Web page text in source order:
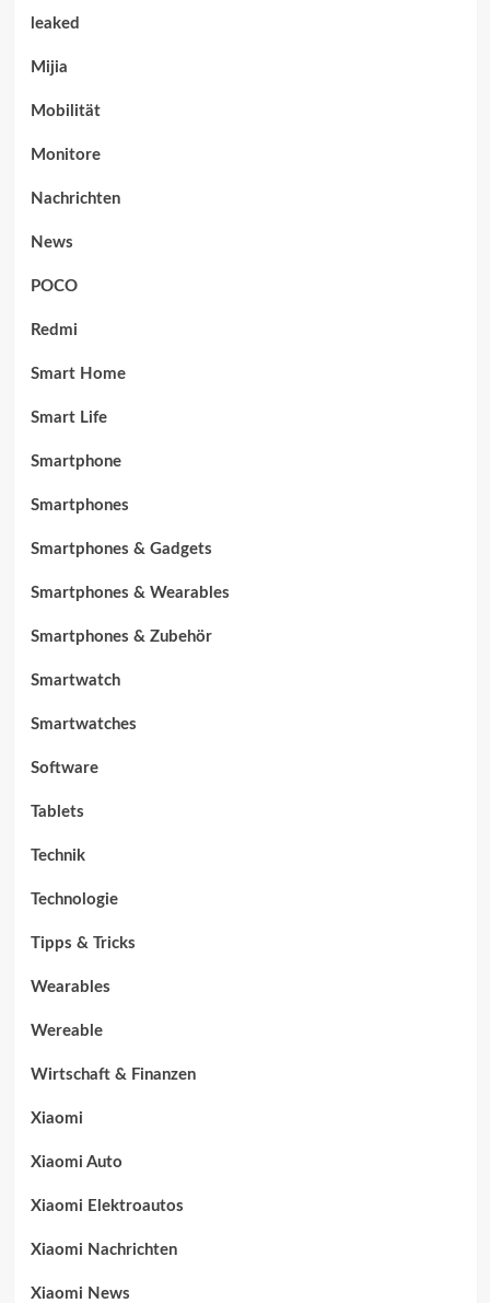
leaked
Mijia
Mobilität
Monitore
Nachrichten
News
POCO
Redmi
Smart Home
Smart Life
Smartphone
Smartphones
Smartphones & Gadgets
Smartphones & Wearables
Smartphones & Zubehör
Smartwatch
Smartwatches
Software
Tablets
Technik
Technologie
Tipps & Tricks
Wearables
Wereable
Wirtschaft & Finanzen
Xiaomi
Xiaomi Auto
Xiaomi Elektroautos
Xiaomi Nachrichten
Xiaomi News